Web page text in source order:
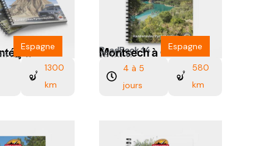
Espagne
€
1300
km
Espagne
RoadBook 14
Montsech à Guara
76,00€
4 à 5
jours
580
km